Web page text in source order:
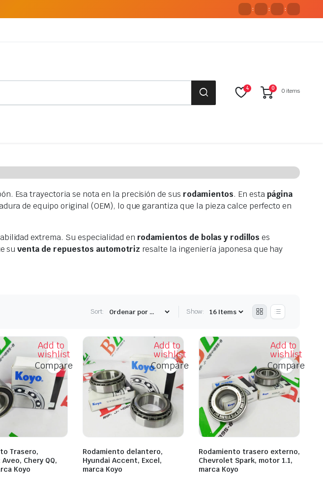
: : :
4 0 0 items
Esa trayectoria se nota en la precisión de sus rodamientos. En estapágina
de equipo original (OEM), lo que garantiza que la pieza calce perfecto en
extrema. Su especialidad en rodamientos de bolas y rodillos es
suventa de repuestos automotriz resalte la ingeniería japonesa que hay
Sort: Show:
Add to
wishlist
Compare
Trasero,
Chery QQ,
Koyo
Add to
wishlist
Compare
Rodamiento delantero,
Hyundai Accent, Excel,
marca Koyo
Add to
wishlist
Compare
Rodamiento trasero externo,
Chevrolet Spark, motor 1.1,
marca Koyo